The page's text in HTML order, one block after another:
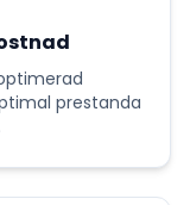
prestanda